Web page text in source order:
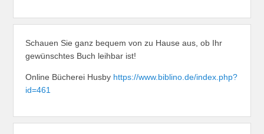
Schauen Sie ganz bequem von zu Hause aus, ob Ihr
gewünschtes Buch leihbar ist!
Online Bücherei Husby https://www.biblino.de/index.php?
id=461